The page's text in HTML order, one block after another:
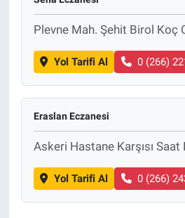
Plevne Mah. Şehit Birol Koç
Yol Tarifi Al 0 (266)
Eraslan Eczanesi
Askeri Hastane Karşısı
Yol Tarifi Al 0 (266)